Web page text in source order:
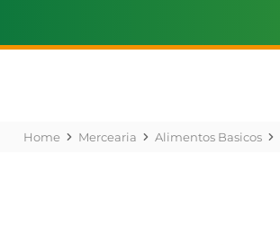
Mercearia Alimentos Basicos